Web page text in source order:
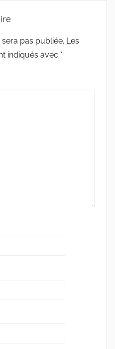
pas publiée. Les
indiqués avec *